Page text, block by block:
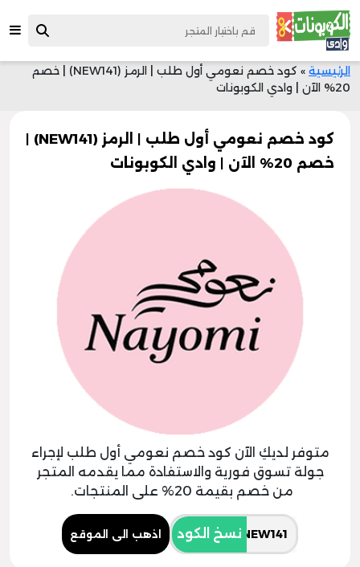
الرئيسية »
كود خصم نعومي أول طلب | الرمز (NEW141) | خصم
20% الآن | وادي الكوبونات
كود خصم نعومي أول طلب | الرمز (NEW141) |
خصم 20% الآن | وادي الكوبونات
متوفر لديكِ الآن كود خصم نعومي أول طلب لإجراء
جولة تسوق فورية والاستفادة مما يقدمه المتجر
من خصم بقيمة 20% على المنتجات.
نسخ الكود اذهب الى الموقع